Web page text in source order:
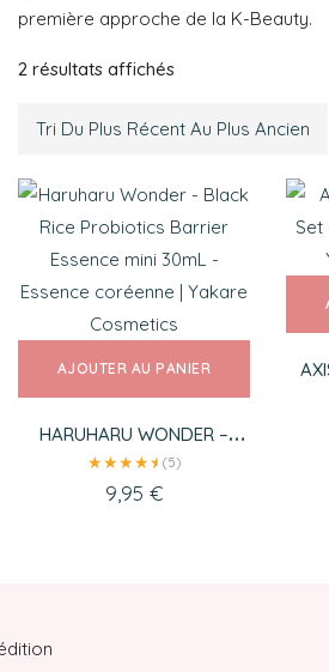
première approche de la K-Beauty.
2 résultats affichés
AJOUTER AU PANIER
HARUHARU WONDER –
BLACK RICE PROBIOTICS
BARRIER ESSENCE MINI
30ML
★★★★★
★(5)
9,95 €